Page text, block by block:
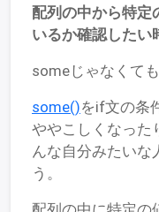
配列の中から特定
いるか確認したい
someじゃなくて
some()をif文の条
ややこしくなった
んな自分みたいな
う。